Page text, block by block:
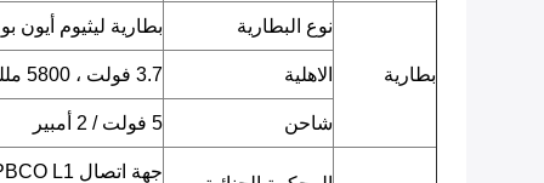
بطارية
نوع البطارية بطارية ليثيوم أيون
الاهلية 3.7 فولت ، 5800 مللي أمبير
شاحن 5 فولت / 2 أمبير
جهة اتصال EMV L1 / PBCO L1